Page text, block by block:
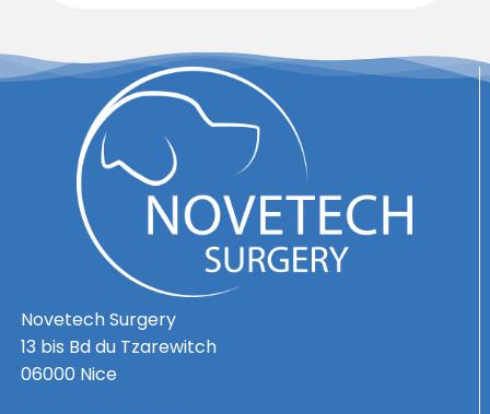
Votre panier est vide.
Retour Sur La
Boutique
Novetech Surgery
13 bis Bd du Tzarewitch
06000 Nice